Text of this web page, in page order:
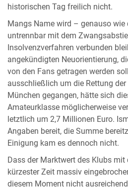
historischen Tag freilich nicht.
Mangs Name wird – genauso
untrennbar mit dem
Insolvenzverfahren verbunden
angekündigten Neuorientierung,
von den Fans getragen werden
ausschließlich um die Rettung
München gegangen, hätte sich
Amateurklasse möglicherweise
letztlich um 2,7 Millionen Euro.
Angaben bereit, die Summe
Einigung kam es dennoch nicht.
Dass der Marktwert des Klubs
kürzester Zeit massiv
diesem Moment nicht